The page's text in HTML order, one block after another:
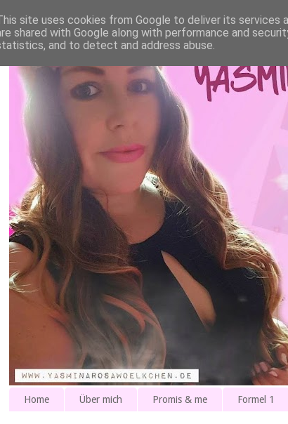
Home Über mich Promis & me Formel 1
site uses cookies from Google to deliver its services
shared with Google along with performance and
and to detect and address abuse.